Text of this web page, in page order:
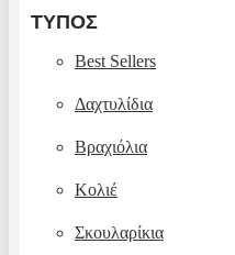
ΤΎΠΟΣ
Best Sellers
Δαχτυλίδια
Βραχιόλια
Κολιέ
Σκουλαρίκια